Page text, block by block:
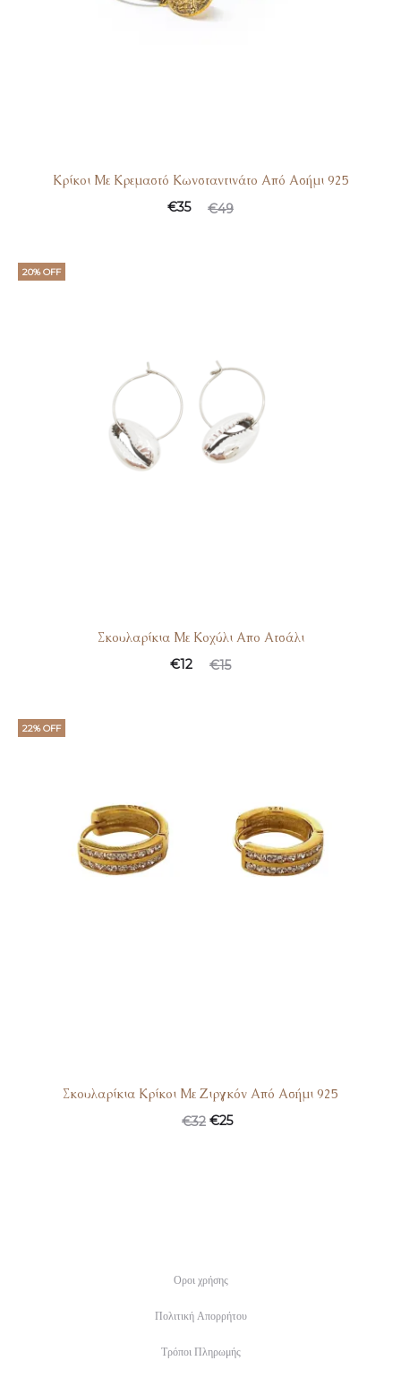
Κρίκοι Με Κρεμαστό Κωνσταντινάτο Από Ασήμι 925
€49
€35
20% OFF
Σκουλαρίκια Με Κοχύλι Απο Ατσάλι
€15
€12
22% OFF
Σκουλαρίκια Κρίκοι Με Ζιργκόν Από Ασήμι 925
€32 €25
Οροι χρήσης
Πολιτική Απορρήτου
Τρόποι Πληρωμής